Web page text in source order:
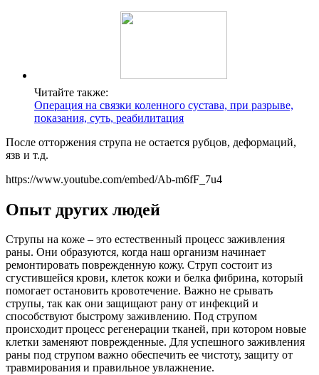
Читайте также:
Операция на связки коленного сустава, при разрыве,
показания, суть, реабилитация
После отторжения струпа не остается рубцов, деформаций,
язв и т.д.
https://www.youtube.com/embed/Ab-m6fF_7u4
Опыт других людей
Струпы на коже – это естественный процесс заживления
раны. Они образуются, когда наш организм начинает
ремонтировать поврежденную кожу. Струп состоит из
сгустившейся крови, клеток кожи и белка фибрина, который
помогает остановить кровотечение. Важно не срывать
струпы, так как они защищают рану от инфекций и
способствуют быстрому заживлению. Под струпом
происходит процесс регенерации тканей, при котором новые
клетки заменяют поврежденные. Для успешного заживления
раны под струпом важно обеспечить ее чистоту, защиту от
травмирования и правильное увлажнение.